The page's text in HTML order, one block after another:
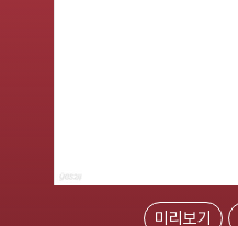
미리보기